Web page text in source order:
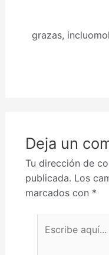
grazas,
Deja un
Tu dirección de
publicada. Los
marcados con *